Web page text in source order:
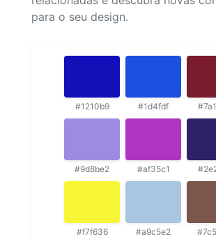
para o seu design.
#1210b9 #1d4fdf
#9d8be2 #af35c1
#f7f636 #a9c5e2